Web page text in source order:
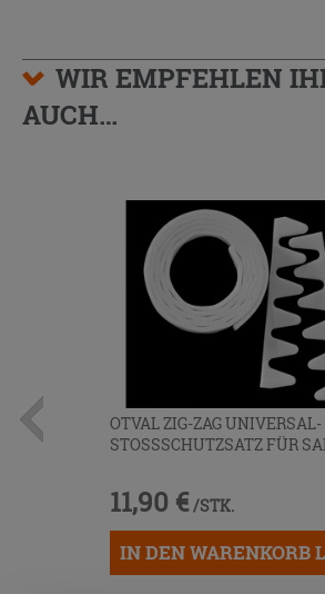
WIR EMPFEHLEN
AUCH…
OTVAL ZIG-ZAG UNIVERSAL-
STOSSSCHUTZSATZ FÜR
11,90 € /STK.
IN DEN WARENKORB